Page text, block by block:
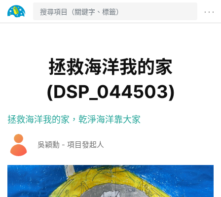
· · ·
拯救海洋我的家
(DSP_044503)
拯救海洋我的家，乾淨海洋靠大家
吳穎勳 - 項目發起人